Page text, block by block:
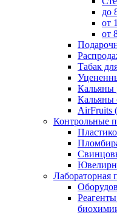
до
от
от
Табак
Кальяны
Кальяны
AirFruits
Контрольные
Лабораторная